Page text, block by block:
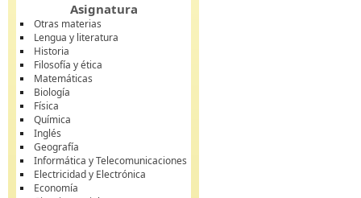
Asignatura
Otras materias
Lengua y literatura
Historia
Filosofía y ética
Matemáticas
Biología
Física
Química
Inglés
Geografía
Informática y Telecomunicaciones
Electricidad y Electrónica
Economía